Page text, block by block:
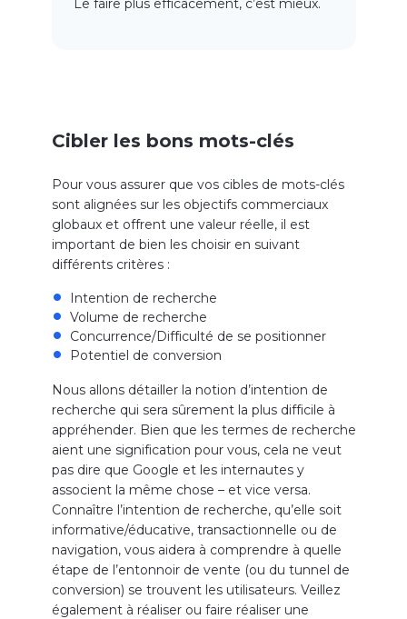
Le faire plus efficacement, c’est mieux.
Cibler les bons mots-clés
Pour vous assurer que vos cibles de mots-clés
sont alignées sur les objectifs commerciaux
globaux et offrent une valeur réelle, il est
important de bien les choisir en suivant
différents critères :
Intention de recherche
Volume de recherche
Concurrence/Difficulté de se positionner
Potentiel de conversion
Nous allons détailler la notion d’intention de
recherche qui sera sûrement la plus difficile à
appréhender. Bien que les termes de recherche
aient une signification pour vous, cela ne veut
pas dire que Google et les internautes y
associent la même chose – et vice versa.
Connaître l’intention de recherche, qu’elle soit
informative/éducative, transactionnelle ou de
navigation, vous aidera à comprendre à quelle
étape de l’entonnoir de vente (ou du tunnel de
conversion) se trouvent les utilisateurs. Veillez
également à réaliser ou faire réaliser une